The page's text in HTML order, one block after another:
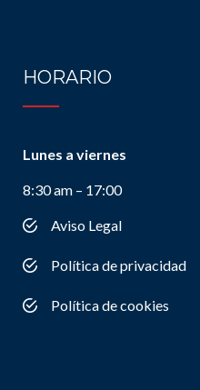
HORARIO
Lunes a viernes
8:30 am – 17:00
Aviso Legal
Política de privacidad
Política de cookies